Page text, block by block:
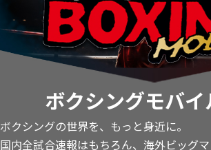
ボクシングモバ
ボクシングの世界を、もっと身近に。
国内全試合速報はもちろん、海外ビッグ